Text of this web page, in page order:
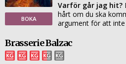
BOKA
Varför går jag hit?
hårt om du ska
argument för att inte
Brasserie Balzac